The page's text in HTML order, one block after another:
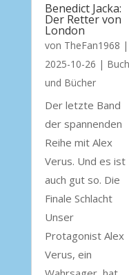
Benedict Jacka:
Der Retter von
London
von TheFan1968 |
2025-10-26 | Buch
und Bücher
Der letzte Band
der spannenden
Reihe mit Alex
Verus. Und es ist
auch gut so. Die
Finale Schlacht
Unser
Protagonist Alex
Verus, ein